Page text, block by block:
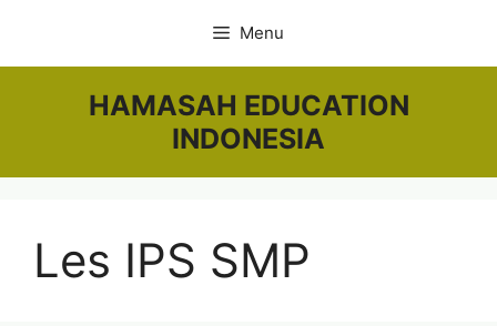
content
Menu
HAMASAH EDUCATION
INDONESIA
Les IPS SMP